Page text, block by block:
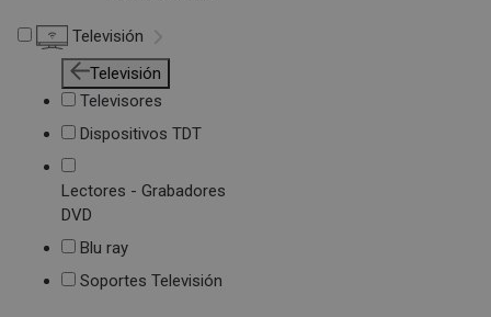
Televisión
Televisión
Televisores
Dispositivos TDT
Lectores - Grabadores
DVD
Blu ray
Soportes Televisión